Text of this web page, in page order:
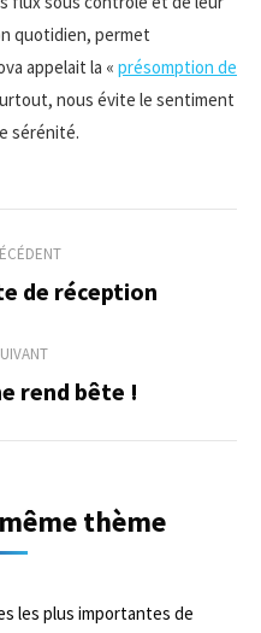
quotidien, permet
appelait la « présomption de
nous évite le sentiment
sérénité.
de réception
rend bête !
thème
les plus importantes de